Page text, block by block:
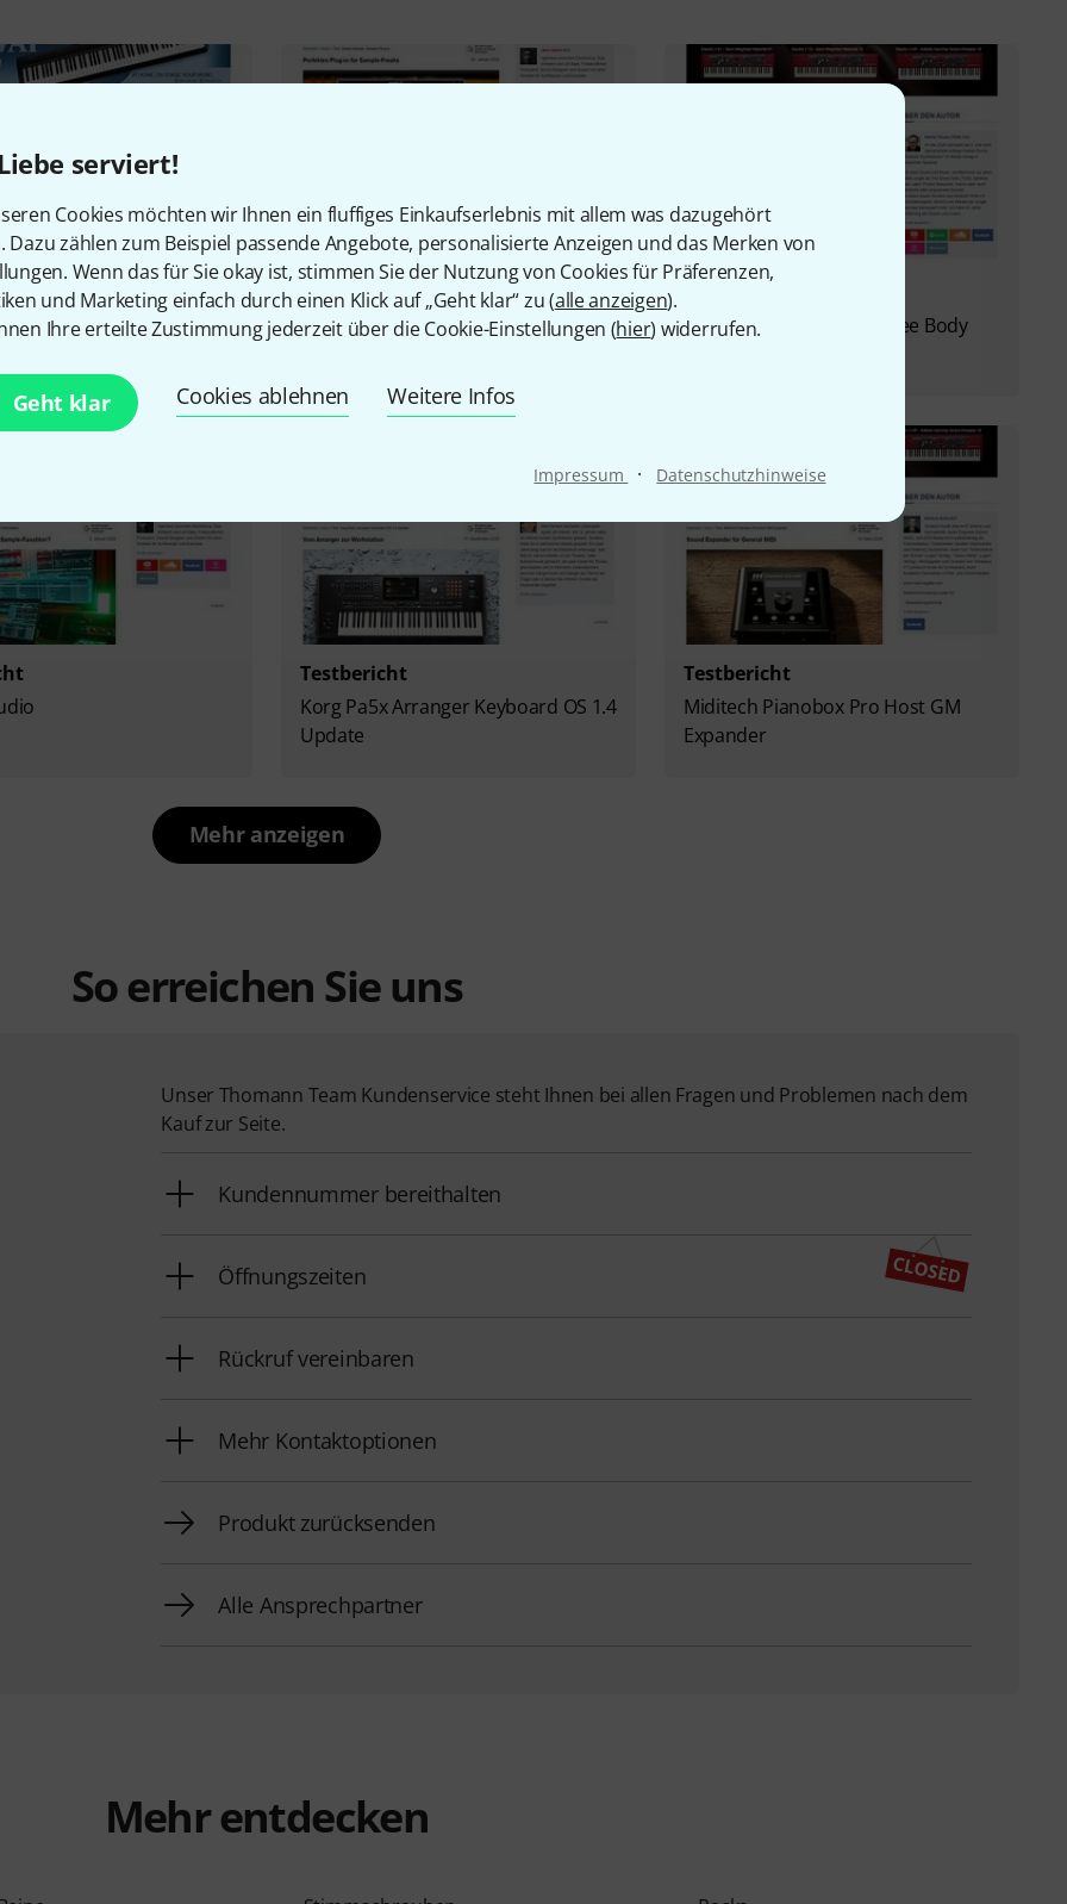
serviert!
Cookies möchten wir Ihnen ein fluffiges Einkaufserlebnis mit allem was dazugehört
Dazu zählen zum Beispiel passende Angebote, personalisierte Anzeigen und das Merken von
Wenn das für Sie okay ist, stimmen Sie der Nutzung von Cookies für Präferenzen,
und Marketing einfach durch einen Klick auf „Geht klar“ zu (alle anzeigen).
Ihre erteilte Zustimmung jederzeit über die Cookie-Einstellungen (hier) widerrufen.
Geht klar Cookies ablehnen Weitere Infos
Impressum · Datenschutzhinweise
Testbericht
Serato Sample
Schlappi Engineering Three Body
Testbericht
Korg Pa5x Arranger Keyboard OS 1.4
Update
Testbericht
Miditech Pianobox Pro Host GM
Expander
Mehr anzeigen
So erreichen Sie uns
Unser Thomann Team Kundenservice steht Ihnen bei allen Fragen und Problemen nach dem
Kauf zur Seite.
Kundennummer bereithalten
Öffnungszeiten
Rückruf vereinbaren
Mehr Kontaktoptionen
Produkt zurücksenden
Alle Ansprechpartner
Mehr entdecken